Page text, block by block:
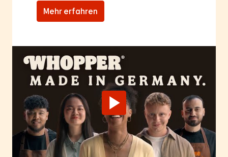
Mehr erfahren